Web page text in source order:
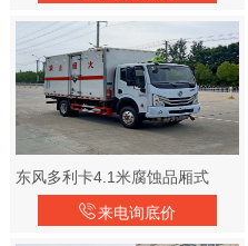
东风多利卡4.1米腐蚀品厢式
来电询底价